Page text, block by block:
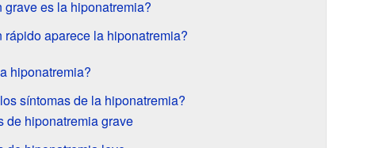
grave es la hiponatremia?
rápido aparece la hiponatremia?
hiponatremia?
síntomas de la hiponatremia?
de hiponatremia grave